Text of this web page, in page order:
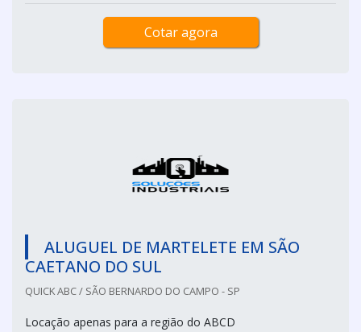
Cotar agora
ALUGUEL DE MARTELETE EM SÃO
CAETANO DO SUL
QUICK ABC / SÃO BERNARDO DO CAMPO - SP
Locação apenas para a região do ABCD